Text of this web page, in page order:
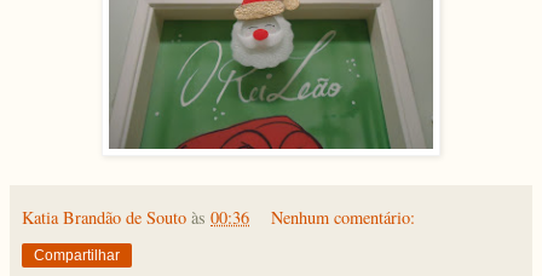
Katia Brandão de Souto às 00:36 Nenhum comentário:
Compartilhar